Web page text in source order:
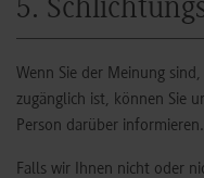
5.
Wenn Sie der Meinung
zugänglich ist, können Sie
Person darüber informieren.
Falls wir Ihnen nicht oder